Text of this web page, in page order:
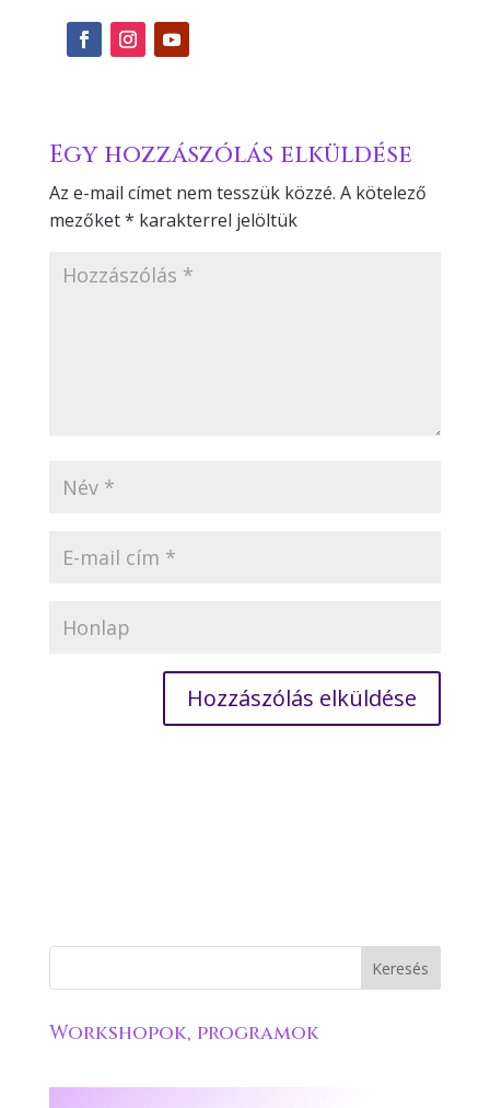
Egy hozzászólás elküldése
Az e-mail címet nem tesszük közzé. A kötelező
mezőket* karakterrel jelöltük
Hozzászólás elküldése
Workshopok, programok